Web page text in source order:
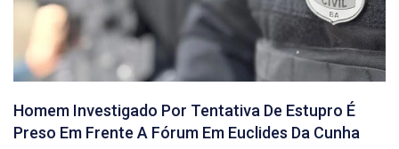
Homem Investigado Por Tentativa De Estupro É
Preso Em Frente A Fórum Em Euclides Da Cunha